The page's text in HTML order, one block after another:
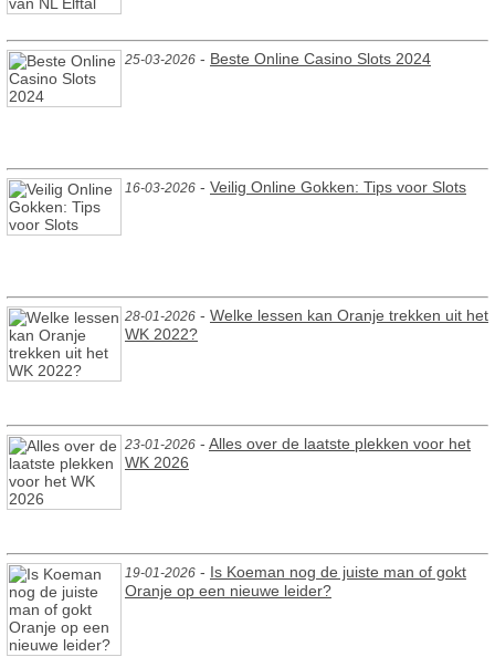
25-03-2026 - Beste Online Casino Slots 2024
16-03-2026 - Veilig Online Gokken: Tips voor Slots
28-01-2026 - Welke lessen kan Oranje trekken uit het
WK 2022?
23-01-2026 - Alles over de laatste plekken voor het
WK 2026
19-01-2026 - Is Koeman nog de juiste man of gokt
Oranje op een nieuwe leider?